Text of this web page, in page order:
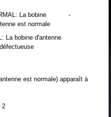
La bobine
est normale
La bobine d'antenne
-
est normale) apparaît à
2